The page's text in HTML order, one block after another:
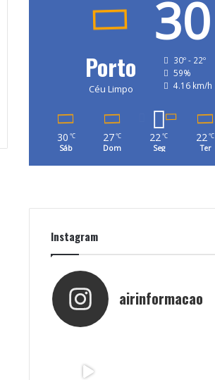
Porto
Céu Limpo
30
30º - 22º
59%
4.16 km/h
30 ℃
Sáb
27℃
Dom
22℃
Seg
22℃
Ter
Instagram
airinformacao